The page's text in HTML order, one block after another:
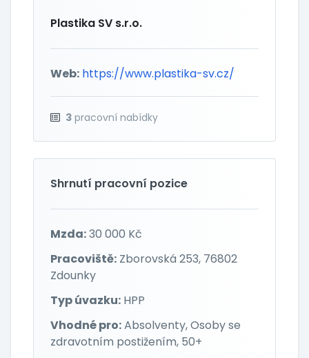
Plastika SV s.r.o.
Web: https://www.plastika-sv.cz/
3 pracovní nabídky
Shrnutí pracovní pozice
Mzda:30 000 Kč
Pracoviště: Zborovská 253, 76802
Zdounky
Typ úvazku: HPP
Vhodné pro:Absolventy, Osoby se
zdravotním postižením, 50+